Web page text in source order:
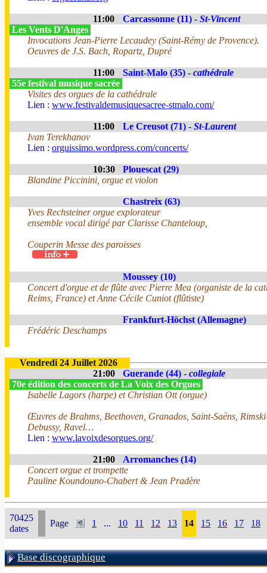
11:00 Carcassonne (11) - St-Vincent
Les Vents D'Anges
Invocations Jean-Pierre Lecaudey (Saint-Rémy de Provence).
Oeuvres de J.S. Bach, Ropartz, Dupré
11:00 Saint-Malo (35) - cathédrale
55e festival musique sacrée
Visites des orgues de la cathédrale
Lien : www.festivaldemusiquesacree-stmalo.com/
11:00 Le Creusot (71) - St-Laurent
Ivan Terekhanov
Lien : orguissimo.wordpress.com/concerts/
10:30
Plouescat (29)
Blandine Piccinini, orgue et violon
Chastreix (63)
Yves Rechsteiner orgue explorateur
ensemble vocal dirigé par Clarisse Chanteloup,
Couperin Messe des paroisses
Moussey (10)
Concert d'orgue et de flûte avec Pierre Mea (organiste de la
Reims, France) et Anne Cécile Cuniot (flûtiste)
Frankfurt-Höchst (Allemagne)
Frédéric Deschamps
Vendredi 24 Juillet 2026
21:00
Guerande (44) - collegiale
70e édition des concerts de La Voix des Orgues
Isabelle Lagors (harpe) et Christian Ott (orgue)
Œuvres de Brahms, Beethoven, Granados, Saint-Saëns,
Debussy, Ravel…
Lien : www.lavoixdesorgues.org/
21:00
Arromanches (14)
Concert orgue et trompette
Pauline Koundouno-Chabert & Jean Pradère
70425
dates
Page 1 ... 10 11 12 13 14 15 16 17 18
Base discographique